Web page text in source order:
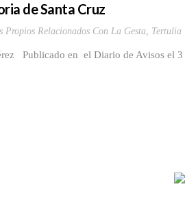
de Santa Cruz
Propios Relacionados Con La Gesta, Tertulia
Publicado en el Diario de Avisos el